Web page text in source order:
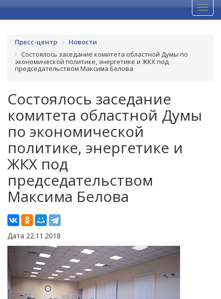
Пресс-центр
Новости
Состоялось заседание комитета областной Думы по
экономической политике, энергетике и ЖКХ под
председательством Максима Белова
Состоялось заседание
комитета областной Думы
по экономической
политике, энергетике и
ЖКХ под
председательством
Максима Белова
Дата 22.11.2018